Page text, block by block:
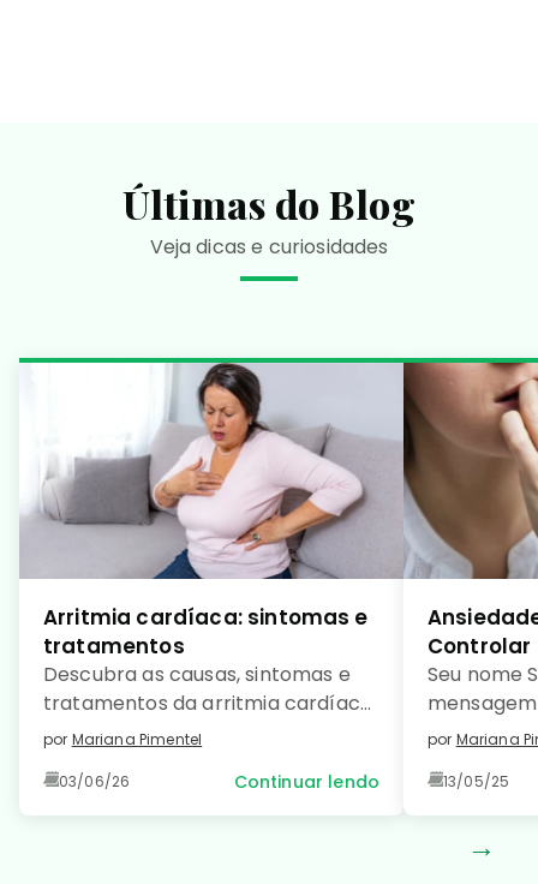
Últimas do Blog
Veja dicas e curiosidades
Arritmia cardíaca: sintomas e
tratamentos
Descubra as causas, sintomas e
tratamentos da arritmia cardíaca
e saiba como prevenir essa
coração saudável. Leia no detalhe!
por Mariana Pimentel
03/06/26 Continuar lendo
Controlar
Seu nome
como […]
por Mariana
13/05/25
→